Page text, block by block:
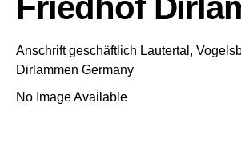
Friedhof
Anschrift geschäftlich Lautertal,
Dirlammen Germany
No Image Available